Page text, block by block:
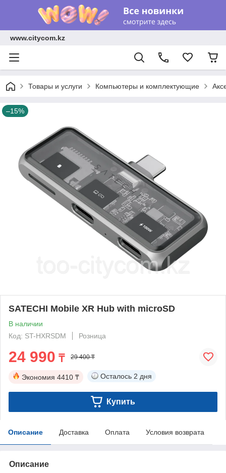
www.citycom.kz
Товары и услуги Компьютеры и комплектующие
–15%
SATECHI Mobile XR Hub with microSD
В наличии
Код: ST-HXRSDM
Розница
24 990 ₸ 29 400 ₸
Экономия 4410 ₸ Осталось 2 дня
Купить
Описание Доставка Оплата Условия возврата
Описание